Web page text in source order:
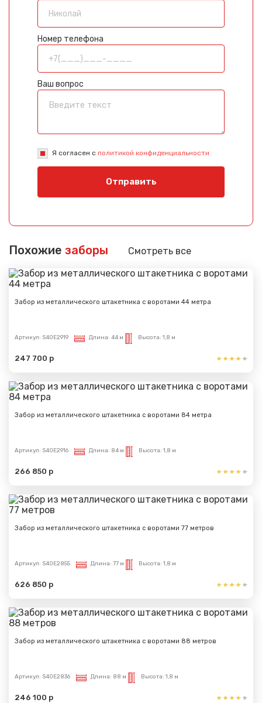
Номер телефона
Ваш вопрос
Я согласен с политикой конфиденциальности
Отправить
Похожие заборы Смотреть все
Забор из металлического штакетника с воротами 44 метра
Артикул: S40E2919 Длина: 44 м Высота: 1,8 м
247 700 р
Забор из металлического штакетника с воротами 84 метра
Артикул: S40E2916 Длина: 84 м Высота: 1,8 м
266 850 р
Забор из металлического штакетника с воротами 77 метров
Артикул: S40E2855 Длина: 77 м Высота: 1,8 м
626 850 р
Забор из металлического штакетника с воротами 88 метров
Артикул: S40E2836 Длина: 88 м Высота: 1,8 м
246 100 р
отправлено
Спасибо за обращение, наш специалист свяжется с
Вами.